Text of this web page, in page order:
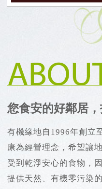
您食安的好鄰居
有機緣地自1996年創立
康為經營理念，希望讓
受到乾淨安心的食物，
提供天然、有機零污染